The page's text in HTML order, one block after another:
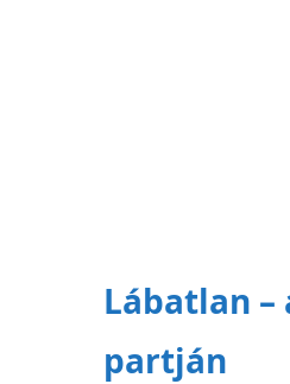
Lábatlan
partján